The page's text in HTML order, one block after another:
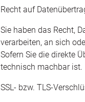
Recht auf
Sie haben das Recht,
verarbeiten, an sich
Sofern Sie die direkte
technisch machbar ist.
SSL- bzw. TLS-